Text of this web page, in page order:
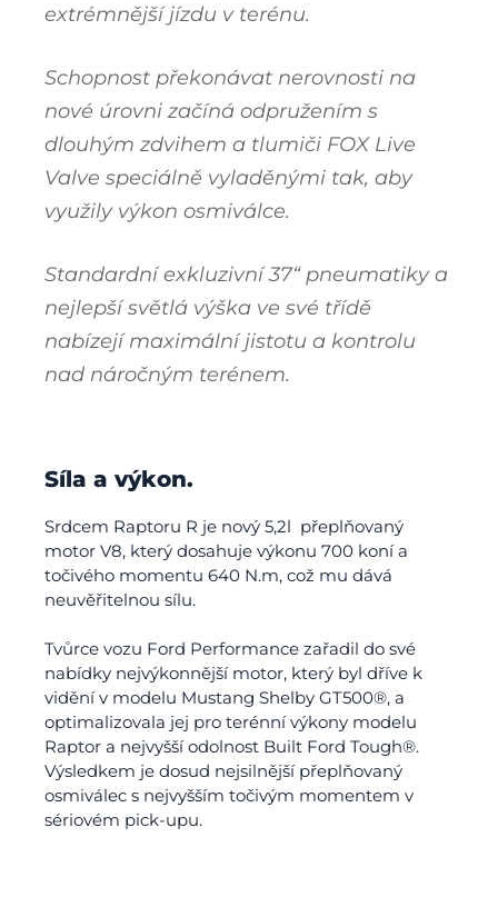
extrémnější jízdu v terénu.
Schopnost překonávat nerovnosti na
nové úrovni začíná odpružením s
dlouhým zdvihem a tlumiči FOX Live
Valve speciálně vyladěnými tak, aby
využily výkon osmiválce.
Standardní exkluzivní 37“ pneumatiky a
nejlepší světlá výška ve své třídě
nabízejí maximální jistotu a kontrolu
nad náročným terénem.
Síla a výkon.
Srdcem Raptoru R je nový 5,2l přeplňovaný
motor V8, který dosahuje výkonu 700 koní a
točivého momentu 640 N.m, což mu dává
neuvěřitelnou sílu.
Tvůrce vozu Ford Performance zařadil do své
nabídky nejvýkonnější motor, který byl dříve k
vidění v modelu Mustang Shelby GT500®, a
optimalizovala jej pro terénní výkony modelu
Raptor a nejvyšší odolnost Built Ford Tough®.
Výsledkem je dosud nejsilnější přeplňovaný
osmiválec s nejvyšším točivým momentem v
sériovém pick-upu.